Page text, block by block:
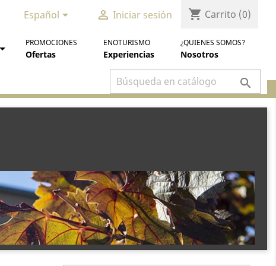
Español  Iniciar sesión shopping_cart Carrito (0)
PROMOCIONES
Ofertas
ENOTURISMO
Experiencias
¿QUIENES SOMOS?
Nosotros
